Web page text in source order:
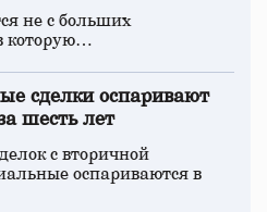
не с больших
которую…
сделки оспаривают
шесть лет
с вторичной
оспариваются в